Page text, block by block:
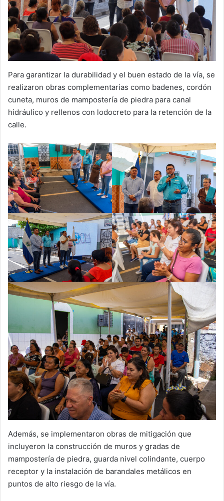
Para garantizar la durabilidad y el buen estado de la vía, se
realizaron obras complementarias como badenes, cordón
cuneta, muros de mampostería de piedra para canal
hidráulico y rellenos con lodocreto para la retención de la
calle.
Además, se implementaron obras de mitigación que
incluyeron la construcción de muros y gradas de
mampostería de piedra, guarda nivel colindante, cuerpo
receptor y la instalación de barandales metálicos en
puntos de alto riesgo de la vía.